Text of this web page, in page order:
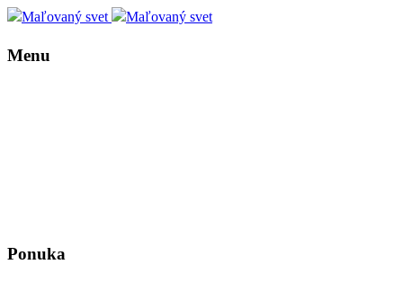
Menu
Ponuka